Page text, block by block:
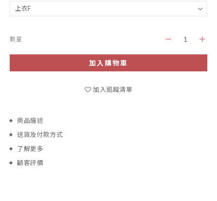
數量
加入購物車
加入追蹤清單
商品描述
送貨及付款方式
了解更多
顧客評價